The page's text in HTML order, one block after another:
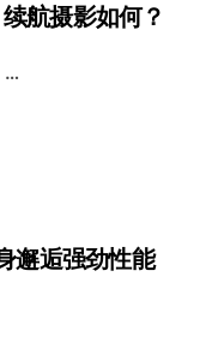
航摄影如何？
…
邂逅强劲性能